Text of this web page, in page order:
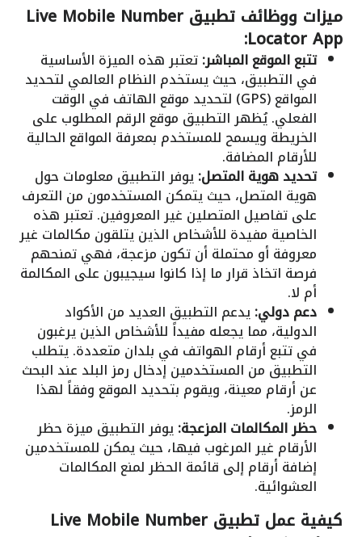
ميزات ووظائف تطبيق Live Mobile Number
Locator App:
تتبع الموقع المباشر:تعتبر هذه الميزة الأساسية
في التطبيق، حيث يستخدم النظام العالمي لتحديد
المواقع (GPS) لتحديد موقع الهاتف في الوقت
الفعلي. يُظهر التطبيق موقع الرقم المطلوب على
الخريطة ويسمح للمستخدم بمعرفة المواقع الحالية
للأرقام المضافة.
تحديد هوية المتصل:يوفر التطبيق معلومات حول
هوية المتصل، حيث يتمكن المستخدمون من التعرف
على تفاصيل المتصلين غير المعروفين. تعتبر هذه
الخاصية مفيدة للأشخاص الذين يتلقون مكالمات غير
معروفة أو محتملة أن تكون مزعجة، فهي تمنحهم
فرصة اتخاذ قرار ما إذا كانوا سيجيبون على المكالمة
أم لا.
دعم دولي:يدعم التطبيق العديد من الأكواد
الدولية، مما يجعله مفيداً للأشخاص الذين يرغبون
في تتبع أرقام الهواتف في بلدان متعددة. يتطلب
التطبيق من المستخدمين إدخال رمز البلد عند البحث
عن أرقام معينة، ويقوم بتحديد الموقع وفقاً لهذا
الرمز.
حظر المكالمات المزعجة:يوفر التطبيق ميزة حظر
الأرقام غير المرغوب فيها، حيث يمكن للمستخدمين
إضافة أرقام إلى قائمة الحظر لمنع المكالمات
العشوائية.
كيفية عمل تطبيق Live Mobile Number